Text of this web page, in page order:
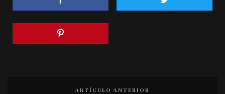
ARTÍCULO ANTERIOR